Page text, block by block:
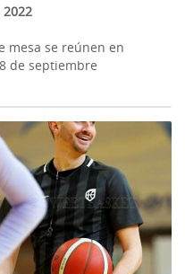
mesa se reúnen en
de septiembre